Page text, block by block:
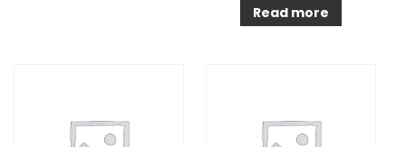
Read more